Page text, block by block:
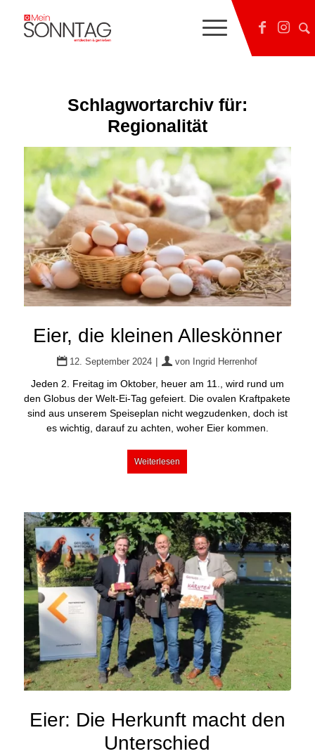
Schlagwortarchiv für:
Regionalität
Eier, die kleinen Alleskönner
12. September 2024 | von Ingrid Herrenhof
Jeden 2. Freitag im Oktober, heuer am 11., wird rund um
den Globus der Welt-Ei-Tag gefeiert. Die ovalen Kraftpakete
sind aus unserem Speiseplan nicht wegzudenken, doch ist
es wichtig, darauf zu achten, woher Eier kommen.
Weiterlesen
Eier: Die Herkunft macht den
Unterschied